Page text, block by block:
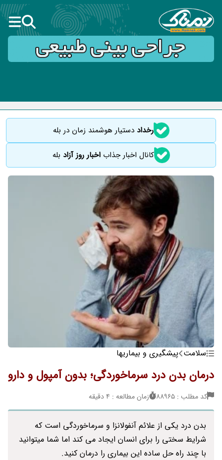
رخداددستیار هوشمند زمان در بله
کانال اخبار جذاباخبار روز آزاد بله
سلامت پیشگیری و بیماریها
درمان بدن درد سرماخوردگی؛ بدون آمپول و دارو
کد مطلب : 88965 زمان مطالعه : 4 دقیقه
بدن درد یکی از علائم آنفولانزا و سرماخوردگی است که
شرایط سختی را برای انسان ایجاد می کند اما شما میتوانید
با چند راه حل ساده این بیماری را درمان کنید.